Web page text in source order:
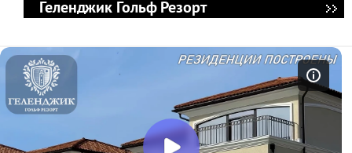
Геленджик Гольф Резорт